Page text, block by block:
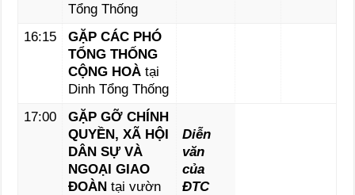
Tổng Thống
16:15
GẶP CÁC PHÓ
TỔNG THỐNG
CỘNG HOÀ tại
Dinh Tổng Thống
17:00
GẶP GỠ CHÍNH
QUYỀN, XÃ HỘI
DÂN SỰ VÀ
NGOẠI GIAO
ĐOÀNtại vườn
Diễn
văn
của
ĐTC